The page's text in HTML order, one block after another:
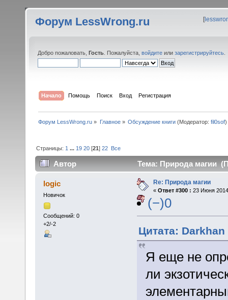
Форум LessWrong.ru [
Добро пожаловать, Гость . Пожалуйста, войдите или зарегистрируйтесь
Начало Помощь Поиск Вход Регистрация
Форум LessWrong.ru » Главное» Обсуждение книги(Модератор: fil0sof)
Страницы: 1 ... 19 20 [21]22 Все
Автор Тема: Природа магии
logic
Новичок
Сообщений: 0
+2/-2
Re: Природа магии
« Ответ #300 : 23 Июня
(−)0
Цитата:
Я еще не
ли